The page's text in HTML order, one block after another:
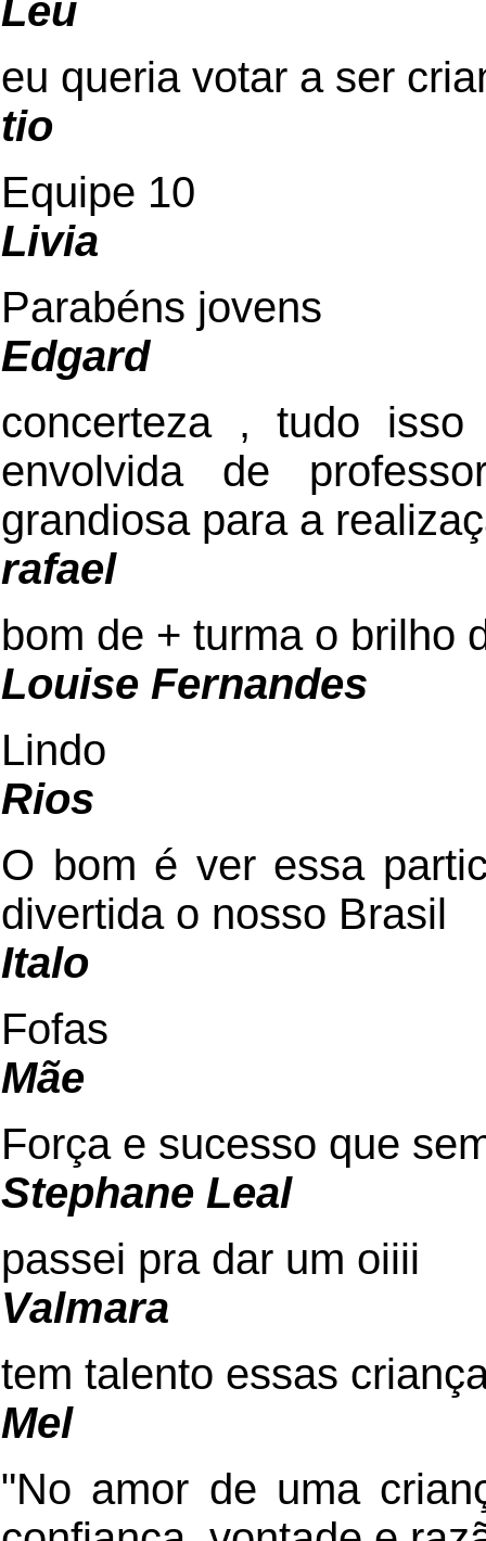
Leu
eu queria votar a ser
tio
Equipe 10
Livia
Parabéns jovens
Edgard
concerteza , tudo
envolvida de
grandiosa para a
rafael
bom de + turma o brilho
Louise Fernandes
Lindo
Rios
O bom é ver essa
divertida o nosso Brasil
Italo
Fofas
Mãe
Força e sucesso que
Stephane Leal
passei pra dar um oiiii
Valmara
tem talento essas
Mel
"No amor de uma